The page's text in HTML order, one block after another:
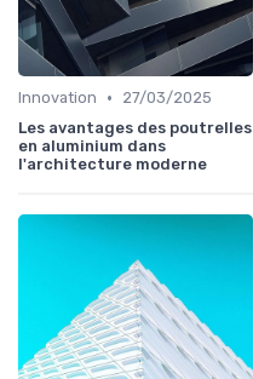
Innovation •
27/03/2025
Les avantages des poutrelles
en aluminium dans
l'architecture moderne